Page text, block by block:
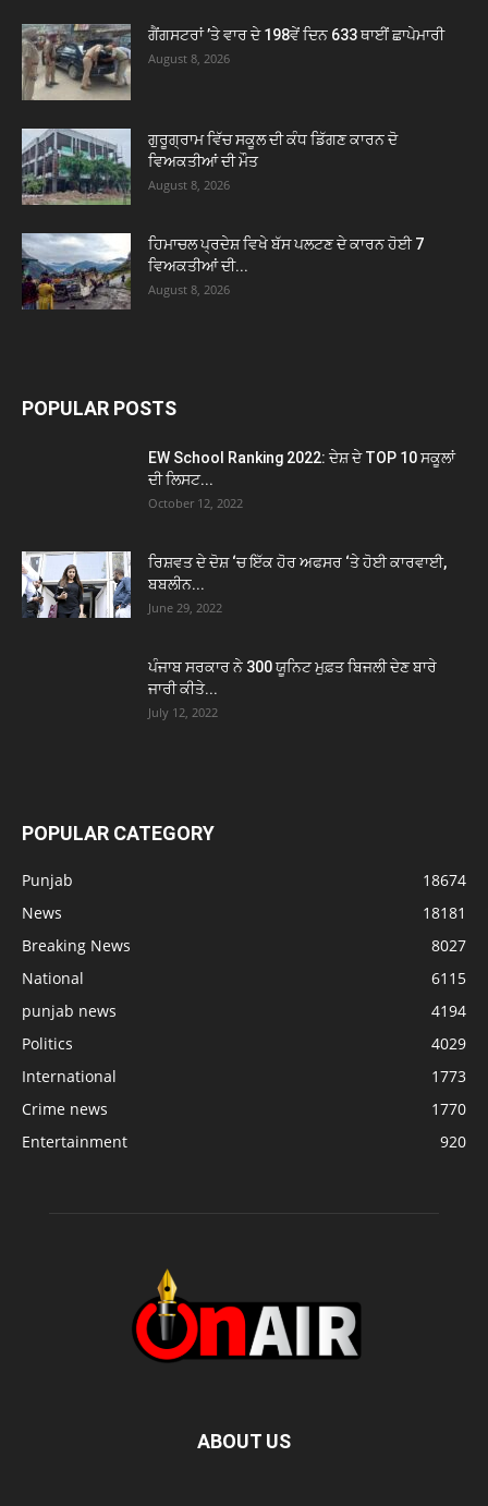
ਗੈਂਗਸਟਰਾਂ ’ਤੇ ਵਾਰ ਦੇ 198ਵੇਂ ਦਿਨ 633 ਥਾਈਂ ਛਾਪੇਮਾਰੀ
August 8, 2026
ਗੁਰੂਗ੍ਰਾਮ ਵਿੱਚ ਸਕੂਲ ਦੀ ਕੰਧ ਡਿੱਗਣ ਕਾਰਨ ਦੋ
ਵਿਅਕਤੀਆਂ ਦੀ ਮੌਤ
August 8, 2026
ਹਿਮਾਚਲ ਪ੍ਰਦੇਸ਼ ਵਿਖੇ ਬੱਸ ਪਲਟਣ ਦੇ ਕਾਰਨ ਹੋਈ 7
ਵਿਅਕਤੀਆਂ ਦੀ...
August 8, 2026
POPULAR POSTS
EW School Ranking 2022: ਦੇਸ਼ ਦੇ TOP 10 ਸਕੂਲਾਂ
ਦੀ ਲਿਸਟ...
October 12, 2022
ਰਿਸ਼ਵਤ ਦੇ ਦੋਸ਼ ‘ਚ ਇੱਕ ਹੋਰ ਅਫਸਰ ‘ਤੇ ਹੋਈ ਕਾਰਵਾਈ,
ਬਬਲੀਨ...
June 29, 2022
ਪੰਜਾਬ ਸਰਕਾਰ ਨੇ 300 ਯੂਨਿਟ ਮੁਫ਼ਤ ਬਿਜਲੀ ਦੇਣ ਬਾਰੇ
ਜਾਰੀ ਕੀਤੇ...
July 12, 2022
POPULAR CATEGORY
Punjab
18674
News
18181
Breaking News
8027
National
6115
punjab news
4194
Politics
4029
International
1773
Crime news
1770
Entertainment
920
ABOUT US